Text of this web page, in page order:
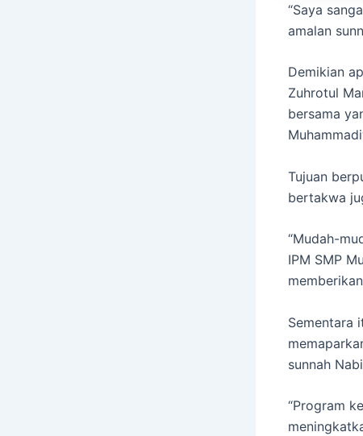
“Saya
amalan
Demikian
Zuhrotul
bersama
Tujuan
bertakwa
“Mudah-
IPM SMP
Sementara
sunnah
“Program